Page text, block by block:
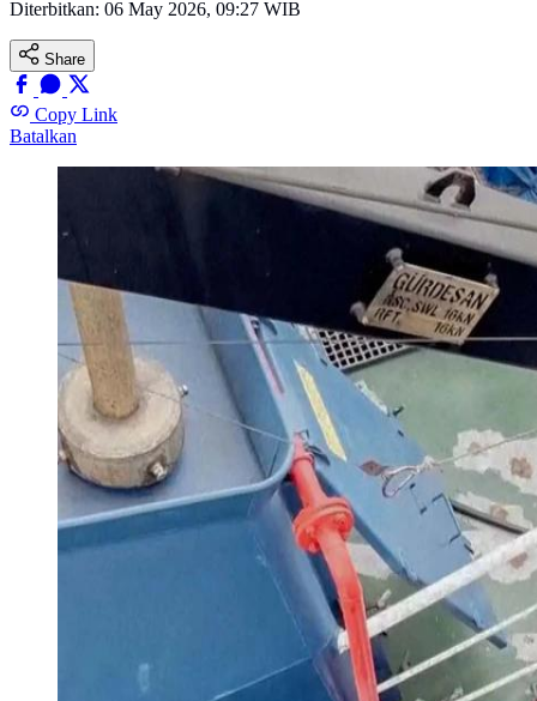
Diterbitkan: 06 May 2026, 09:27 WIB
Share
Copy Link
Batalkan